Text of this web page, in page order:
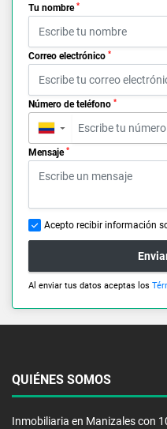
Tu nombre *
Correo electrónico *
Número de teléfono *
▼
Mensaje *
Acepto recibir información
Al enviar tus datos aceptas los
QUIÉNES SOMOS
Inmobiliaria en Manizales con